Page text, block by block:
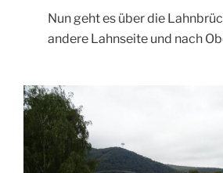
Nun geht es über die
andere Lahnseite und nach